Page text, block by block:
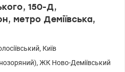
150-Д,
метро Деміївська,
, Київ
, ЖК Ново-Деміївський